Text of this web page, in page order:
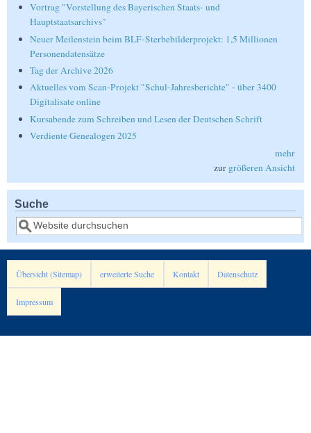
Vortrag "Vorstellung des Bayerischen Staats- und
Hauptstaatsarchivs"
Neuer Meilenstein beim BLF-Sterbebilderprojekt: 1,5 Millionen
Personendatensätze
Tag der Archive 2026
Aktuelles vom Scan-Projekt "Schul-Jahresberichte" - über 3400
Digitalisate online
Kursabende zum Schreiben und Lesen der Deutschen Schrift
Verdiente Genealogen 2025
mehr
zur größeren Ansicht
Suche
Suche
Übersicht (Sitemap) erweiterte Suche Kontakt Datenschutz
Impressum